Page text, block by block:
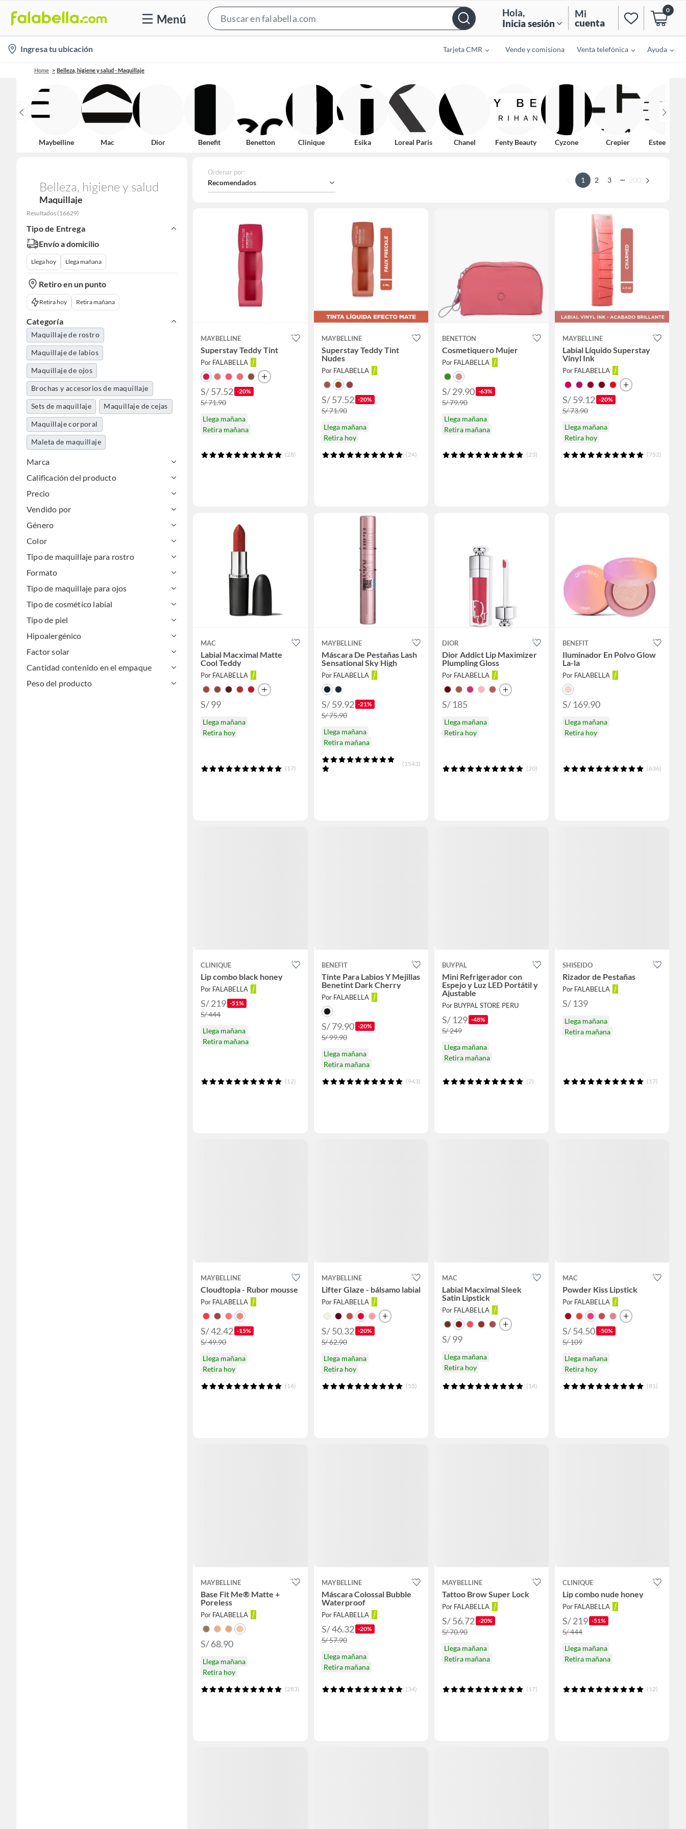
Menú
Bar
Hola,
Inicia sesión
Mi
cuenta
0
location-
icon
Ingresa tu ubicación Tarjeta CMR Vende y comisiona Venta telefónica Ayuda
Home Belleza, higiene y salud - Maquillaje
Maybelline Mac Dior Benefit Benetton Clinique Esika Loreal Paris Chanel Fenty Beauty Cyzone Crepier Estee
Belleza, higiene y salud
Maquillaje
Resultados (16629)
Tipo de Entrega
Envío a domicilio
Llega hoy Llega mañana
Retiro en un punto
Retira hoy Retira mañana
Categoría
Maquillaje de rostro
Maquillaje de labios
Maquillaje de ojos
Brochas y accesorios de maquillaje
Sets de maquillaje Maquillaje de cejas
Maquillaje corporal
Maleta de maquillaje
Marca
Calificación del producto
Precio
Vendido por
Género
Color
Tipo de maquillaje para rostro
Formato
Tipo de maquillaje para ojos
Tipo de cosmético labial
Tipo de piel
Hipoalergénico
Factor solar
Cantidad contenido en el empaque
Peso del producto
Ordenar por:
Recomendados 1 2 3 ... 200
MAYBELLINE
Superstay Teddy Tint
Por FALABELLA
S/ 57.52 -20%
S/ 71.90
Llega mañana
Retira mañana
(28)
MAYBELLINE
Superstay Teddy Tint
Nudes
Por FALABELLA
S/ 57.52 -20%
S/ 71.90
Llega mañana
Retira hoy
(24)
BENETTON
Cosmetiquero Mujer
Por FALABELLA
S/ 29.90 -63%
S/ 79.90
Llega mañana
Retira mañana
(23)
MAYBELLINE
Labial Líquido Superstay
Vinyl Ink
Por FALABELLA
S/ 59.12 -20%
S/ 73.90
Llega mañana
Retira hoy
(752)
MAC
Labial Macximal Matte
Cool Teddy
Por FALABELLA
S/ 99
Llega mañana
Retira hoy
(17)
MAYBELLINE
Máscara De Pestañas Lash
Sensational Sky High
Por FALABELLA
S/ 59.92 -21%
S/ 75.90
Llega mañana
Retira mañana
(1543)
DIOR
Dior Addict Lip Maximizer
Plumpling Gloss
Por FALABELLA
S/ 185
Llega mañana
Retira hoy
(20)
BENEFIT
Iluminador En Polvo Glow
La-la
Por FALABELLA
S/ 169.90
Llega mañana
Retira hoy
(636)
CLINIQUE
Lip combo black honey
Por FALABELLA
S/ 219 -51%
S/ 444
Llega mañana
Retira mañana
(12)
BENEFIT
Tinte Para Labios Y Mejillas
Benetint Dark Cherry
Por FALABELLA
S/ 79.90 -20%
S/ 99.90
Llega mañana
Retira mañana
(943)
BUYPAL
Mini Refrigerador con
Espejo y Luz LED Portátil y
Ajustable
Por BUYPAL STORE PERU
S/ 129 -48%
S/ 249
Llega mañana
Retira mañana
(2)
SHISEIDO
Rizador de Pestañas
Por FALABELLA
S/ 139
Llega mañana
Retira mañana
(17)
MAYBELLINE
Cloudtopia - Rubor mousse
Por FALABELLA
S/ 42.42 -15%
S/ 49.90
Llega mañana
Retira hoy
(14)
MAYBELLINE
Lifter Glaze - bálsamo labial
Por FALABELLA
S/ 50.32 -20%
S/ 62.90
Llega mañana
Retira hoy
(55)
MAC
Labial Macximal Sleek
Satin Lipstick
Por FALABELLA
S/ 99
Llega mañana
Retira hoy
(14)
MAC
Powder Kiss Lipstick
Por FALABELLA
S/ 54.50 -50%
S/ 109
Llega mañana
Retira hoy
(81)
MAYBELLINE
Base Fit Me® Matte +
Poreless
Por FALABELLA
S/ 68.90
Llega mañana
Retira hoy
(283)
MAYBELLINE
Máscara Colossal Bubble
Waterproof
Por FALABELLA
S/ 46.32 -20%
S/ 57.90
Llega mañana
Retira mañana
(34)
MAYBELLINE
Tattoo Brow Super Lock
Por FALABELLA
S/ 56.72 -20%
S/ 70.90
Llega mañana
Retira mañana
(17)
CLINIQUE
Lip combo nude honey
Por FALABELLA
S/ 219 -51%
S/ 444
Llega mañana
Retira mañana
(12)